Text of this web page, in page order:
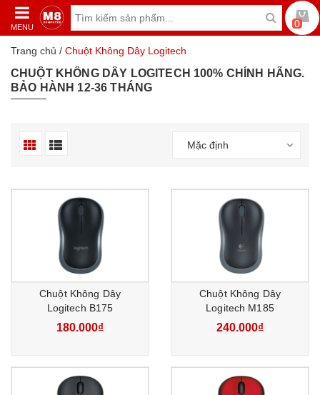
MENU 0
Trang chủ / Chuột Không Dây Logitech
CHUỘT KHÔNG DÂY LOGITECH 100% CHÍNH HÃNG.
BẢO HÀNH 12-36 THÁNG
Mặc định
Chuột Không Dây
Logitech B175
180.000₫
Chuột Không Dây
Logitech M185
240.000₫